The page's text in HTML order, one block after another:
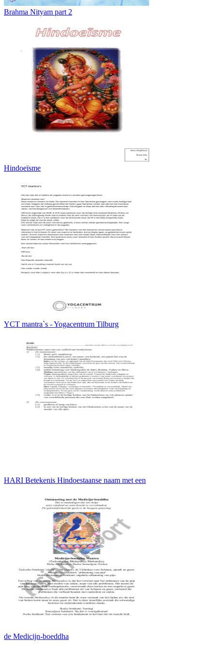
Brahma Nityam part 2
Hindoeïsme
YCT mantra`s - Yogacentrum Tilburg
HARI Betekenis Hindoestaanse naam met een
de Medicijn-boeddha